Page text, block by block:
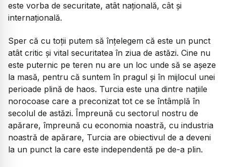
este vorba de securitate, atât națională, cât și
internațională.
Sper că cu toții putem să înțelegem că este un punct
atât critic și vital securitatea în ziua de astăzi. Cine nu
este puternic pe teren nu are un loc unde să se așeze
la masă, pentru că suntem în pragul și în mijlocul unei
perioade plină de haos. Turcia este una dintre națiile
norocoase care a preconizat tot ce se întâmplă în
secolul de astăzi. Împreună cu sectorul nostru de
apărare, împreună cu economia noastră, cu industria
noastră de apărare, Turcia are obiectivul de a deveni
la un punct la care este independentă pe de-a plin.